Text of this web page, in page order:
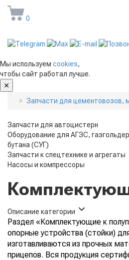
0
Мы используем cookies,
чтобы сайт работал лучше.
Запчасти для цементовозов,
Запчасти для автоцистерн
Оборудование для АГЗС,
бутана (СУГ)
Запчасти к спецтехнике и агрегаты
Насосы и компрессоры
Описание категории
Раздел «Комплектующие к
опорные устройства (стойки)
изготавливаются из прочных
прицепов. Вся продукция